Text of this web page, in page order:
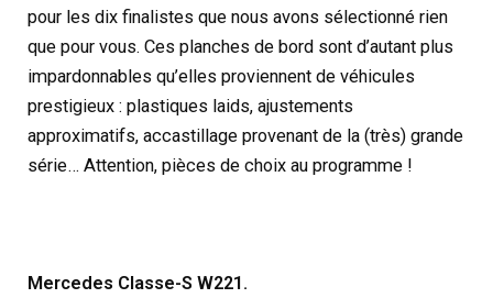
pour les dix finalistes que nous avons sélectionné rien
que pour vous. Ces planches de bord sont d’autant plus
impardonnables qu’elles proviennent de véhicules
prestigieux : plastiques laids, ajustements
approximatifs, accastillage provenant de la (très) grande
série… Attention, pièces de choix au programme !
Mercedes Classe-S W221.